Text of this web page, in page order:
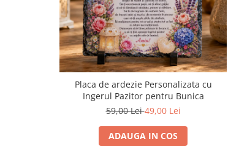
Placa de ardezie Personalizata cu
Ingerul Pazitor pentru Bunica
59,00 Lei49,00 Lei
ADAUGA IN COS